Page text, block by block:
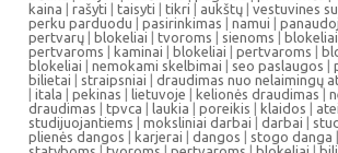
kaina | rašyti | taisyti | tikri | aukštų | vestuvines
perku parduodu | pasirinkimas | namui |
pertvarų | blokeliai | tvoroms | sienoms | blokeliai
pertvaroms | kaminai | blokeliai | pertvaroms |
blokeliai | nemokami skelbimai | seo paslaugos |
bilietai | straipsniai | draudimas nuo nelaimingų
| itala | pekinas | lietuvoje | kelionės draudimas|
draudimas | tpvca | laukia | poreikis | klaidos |
studijuojantiems | moksliniai darbai | darbai |
plienės dangos | karjerai | dangos | stogo danga |